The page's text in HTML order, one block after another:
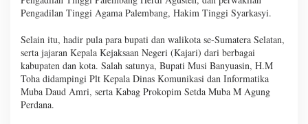
Pengadilan Tinggi Agama Palembang, Hakim Tinggi Syarkasyi.
Selain itu, hadir pula para bupati dan walikota se-Sumatera Selatan,
serta jajaran Kepala Kejaksaan Negeri (Kajari) dari berbagai
kabupaten dan kota. Salah satunya, Bupati Musi Banyuasin, H.M
Toha didampingi Plt Kepala Dinas Komunikasi dan Informatika
Muba Daud Amri, serta Kabag Prokopim Setda Muba M Agung
Perdana.